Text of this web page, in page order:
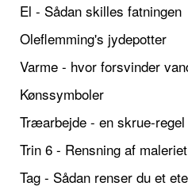
El - Sådan skilles fatningen
Oleflemming's jydepotter
Varme - hvor forsvinder
Kønssymboler
Træarbejde - en skrue-
Trin 6 - Rensning af maleriet
Tag - Sådan renser du et